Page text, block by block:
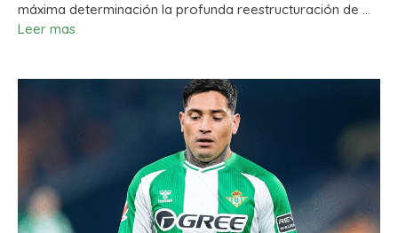
máxima determinación la profunda reestructuración de …
Leer mas